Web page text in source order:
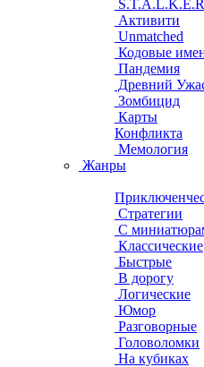
Активити
Unmatched
Кодовые
Пандемия
Древний
Зомбицид
Карты
Конфликта
Мемология
Жанры
Стратегии
С
Классические
Быстрые
В дорогу
Логические
Юмор
Разговорные
Головоломки
На кубиках